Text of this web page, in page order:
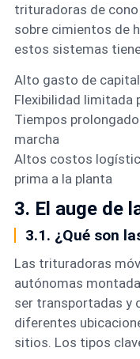
trituradoras de
sobre cimientos de
estos sistemas
Alto gasto de
Flexibilidad limitada
Tiempos
marcha
Altos costos
prima a la planta
3. El auge de
3.1. ¿Qué son
Las trituradoras
autónomas
ser transportadas y
diferentes
sitios. Los tipos